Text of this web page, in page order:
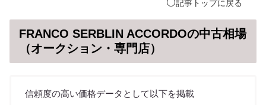
⚪️記事トップに戻る
FRANCO SERBLIN ACCORDOの中古相場
（オークション・専門店）
信頼度の高い価格データとして以下を掲載